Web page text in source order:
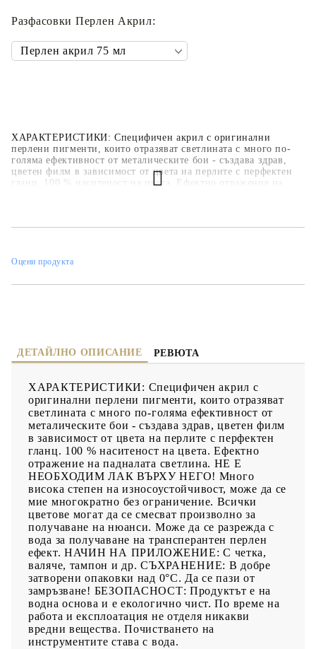
ХАРАКТЕРИСТИКИ: Специфичен акрил с оригинални
перлени пигменти, които отразяват светлината с много по-
голяма ефективност от металическите бои - създава здрав,
цветен филм в зависимост от цвета на перлите с перфектен
гланц. 100 % наситеност на цвета. Ефектно отражение на
смесват произволно за получаване на нюанси. Може да се
др. СЪХРАНЕНИЕ: В добре затворени опаковки над 0°С. Да
водна основа и е екологично чист. По време на работа и
Разфасoвки Перлен Акрил:
Оцени продукта
ДЕТАЙЛНО ОПИСАНИЕ РЕВЮТА
ХАРАКТЕРИСТИКИ: Специфичен акрил с
оригинални перлени пигменти, които отразяват
светлината с много по-голяма ефективност от
металическите бои - създава здрав, цветен филм
в зависимост от цвета на перлите с перфектен
гланц. 100 % наситеност на цвета. Ефектно
отражение на падналата светлина. НЕ Е
НЕОБХОДИМ ЛАК ВЪРХУ НЕГО! Много
висока степен на износоустойчивост, може да се
мие многократно без ограничение. Всички
цветове могат да се смесват произволно за
получаване на нюанси. Може да се разрежда с
вода за получаване на трансперантен перлен
ефект. НАЧИН НА ПРИЛОЖЕНИЕ: С четка,
валяче, тампон и др. СЪХРАНЕНИЕ: В добре
затворени опаковки над 0°С. Да се пази от
замръзване! БЕЗОПАСНОСТ: Продуктът е на
водна основа и е екологично чист. По време на
работа и експлоатация не отделя никакви
вредни вещества. Почистването на
инструментите става с вода.